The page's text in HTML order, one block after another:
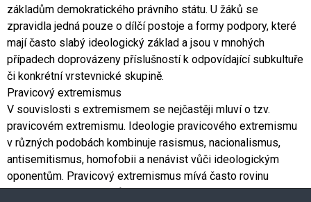
základům demokratického právního státu. U žáků se
zpravidla jedná pouze o dílčí postoje a formy podpory, které
mají často slabý ideologický základ a jsou v mnohých
případech doprovázeny příslušností k odpovídající subkultuře
či konkrétní vrstevnické skupině.
Pravicový extremismus
V souvislosti s extremismem se nejčastěji mluví o tzv.
pravicovém extremismu. Ideologie pravicového extremismu
v různých podobách kombinuje rasismus, nacionalismus,
antisemitismus, homofobii a nenávist vůči ideologickým
oponentům. Pravicový extremismus mívá často rovinu
politickou – vedle útoků na příslušníky daných skupin usiluje